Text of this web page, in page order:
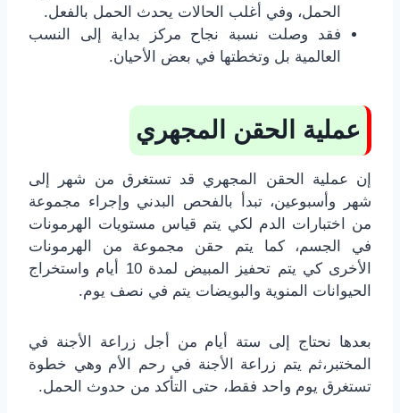
الحمل، وفي أغلب الحالات يحدث الحمل بالفعل.
فقد وصلت نسبة نجاح مركز بداية إلى النسب
العالمية بل وتخطتها في بعض الأحيان.
عملية الحقن المجهري
إن عملية الحقن المجهري قد تستغرق من شهر إلى
شهر وأسبوعين، تبدأ بالفحص البدني وإجراء مجموعة
من اختبارات الدم لكي يتم قياس مستويات الهرمونات
في الجسم، كما يتم حقن مجموعة من الهرمونات
الأخرى كي يتم تحفيز المبيض لمدة 10 أيام واستخراج
الحيوانات المنوية والبويضات يتم في نصف يوم.
بعدها نحتاج إلى ستة أيام من أجل زراعة الأجنة في
المختبر،ثم يتم زراعة الأجنة في رحم الأم وهي خطوة
تستغرق يوم واحد فقط، حتى التأكد من حدوث الحمل.